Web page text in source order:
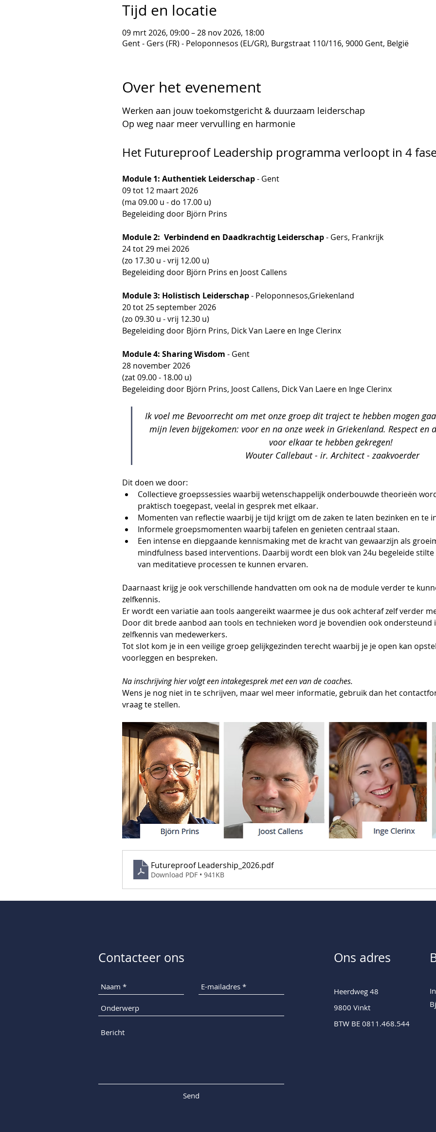
Tijd en locatie
09 mrt 2026, 09:00 – 28 nov 2026, 18:00
Gent - Gers (FR) - Peloponnesos (EL/GR), Burgstraat 110/116, 9000 Gent, België
Over het evenement
Werken aan jouw toekomstgericht & duurzaam leiderschap
Op weg naar meer vervulling en harmonie
Het Futureproof Leadership programma verloopt in 4
Module 1: Authentiek Leiderschap - Gent
09 tot 12 maart 2026
(ma 09.00 u - do 17.00 u)
Begeleiding door Björn Prins
Module 2:  Verbindend en Daadkrachtig Leiderschap - Gers, Frankrijk
24 tot 29 mei 2026
(zo 17.30 u - vrij 12.00 u)
Begeleiding door Björn Prins en Joost Callens
Module 3: Holistisch Leiderschap - Peloponnesos,Griekenland
20 tot 25 september 2026
(zo 09.30 u - vrij 12.30 u)
Begeleiding door Björn Prins, Dick Van Laere en Inge Clerinx
Module 4: Sharing Wisdom - Gent
28 november 2026
(zat 09.00 - 18.00 u)
Begeleiding door Björn Prins, Joost Callens, Dick Van Laere en Inge Clerinx
Ik voel me Bevoorrecht om met onze groep dit traject te hebben mogen
mijn leven bijgekomen: voor en na onze week in Griekenland. Respect
voor elkaar te hebben gekregen!
Wouter Callebaut - ir. Architect - zaakvoerder
Dit doen we door:
Collectieve groepssessies waarbij wetenschappelijk onderbouwde theorieën
praktisch toegepast, veelal in gesprek met elkaar.
Momenten van reflectie waarbij je tijd krijgt om de zaken te laten bezinken en te
Informele groepsmomenten waarbij tafelen en genieten centraal staan.
Een intense en diepgaande kennismaking met de kracht van gewaarzijn als
mindfulness based interventions. Daarbij wordt een blok van 24u begeleide
van meditatieve processen te kunnen ervaren.
Daarnaast krijg je ook verschillende handvatten om ook na de module verder te
zelfkennis.
Er wordt een variatie aan tools aangereikt waarmee je dus ook achteraf zelf verder
Door dit brede aanbod aan tools en technieken word je bovendien ook
zelfkennis van medewerkers.
Tot slot kom je in een veilige groep gelijkgezinden terecht waarbij je je open kan
voorleggen en bespreken.
Na inschrijving hier volgt een intakegesprek met een van de coaches.
Wens je nog niet in te schrijven, maar wel meer informatie, gebruik dan het
vraag te stellen.
Futureproof Leadership_2026.pdf
Download PDF • 941KB
Contacteer ons
Send
Ons adres
Heerdweg 48
9800 Vinkt
BTW BE 0811.468.544